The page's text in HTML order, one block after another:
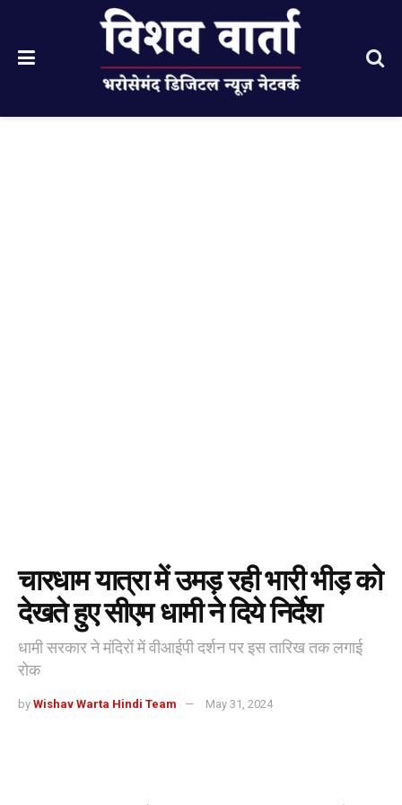
चारधाम यात्रा में उमड़ रही भारी भीड़ को
देखते हुए सीएम धामी ने दिये निर्देश
धामी सरकार ने मंदिरों में वीआईपी दर्शन पर इस तारिख तक लगाई
रोक
by Wishav Warta Hindi Team May 31, 2024